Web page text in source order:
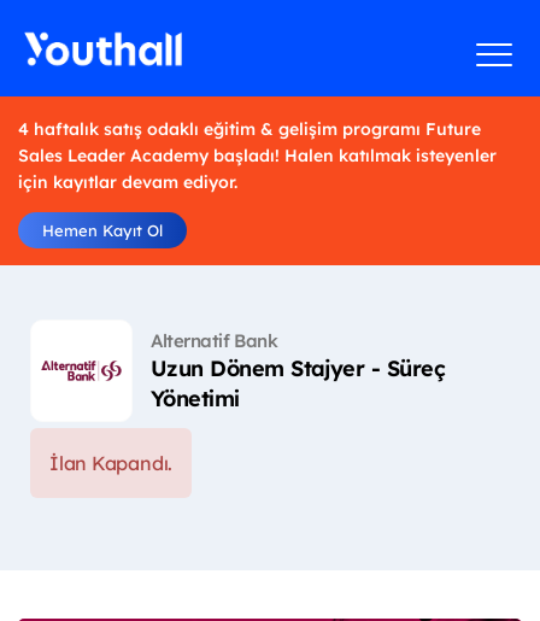
4 haftalık satış odaklı eğitim & gelişim programı Future
Sales Leader Academy başladı! Halen katılmak isteyenler
için kayıtlar devam ediyor.
Hemen Kayıt Ol
Alternatif Bank
Uzun Dönem Stajyer - Süreç
Yönetimi
İlan Kapandı.